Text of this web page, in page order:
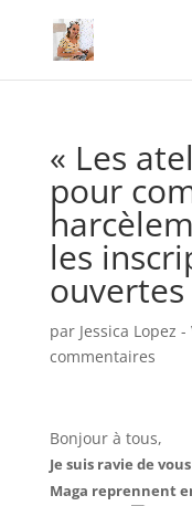
« Les
pour
les
ouvertes
par Jessica Lopez
commentaires
Bonjour à tous,
Je suis ravie de
Maga reprennent